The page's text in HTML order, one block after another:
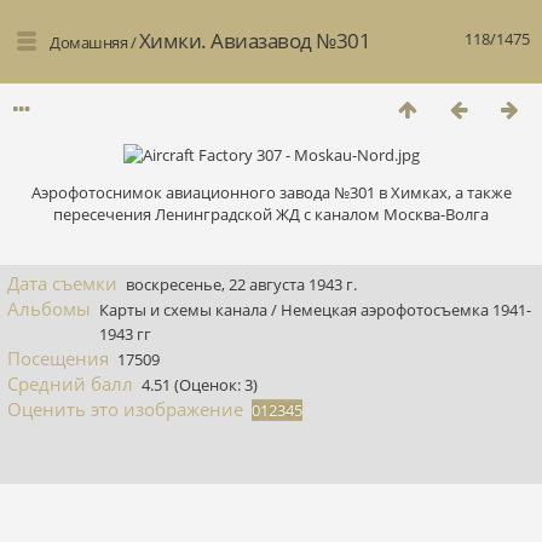
118/1475
Домашняя/Химки. Авиазавод №301
Аэрофотоснимок авиационного завода №301 в Химках, а также
пересечения Ленинградской ЖД с каналом Москва-Волга
Дата съемки воскресенье, 22 августа 1943 г.
Альбомы Карты и схемы канала/ Немецкая аэрофотосъемка 1941-
1943 гг
Посещения 17509
Средний балл 4.51 (Оценок: 3)
Оценить это изображение